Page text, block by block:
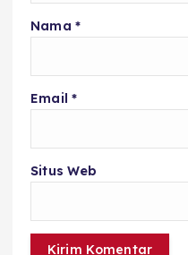
Nama *
Email *
Situs Web